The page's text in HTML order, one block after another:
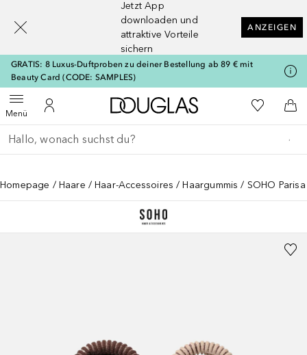
Jetzt App
downloaden und
attraktive Vorteile
sichern
ANZEIGEN
GRATIS: 8 Luxus-Duftproben zu deiner Bestellung ab 89 € mit
Beauty Card (CODE: SAMPLES)
MenüMenü öffnenZu Meinem Kundenkonto
Zur Douglas Startseite
Zu Meiner
Gehe zurück
Suche ausführen
Homepage Haare Haar-Accessoires Haargummis SOHO
[navigation.slideout.screenreader]